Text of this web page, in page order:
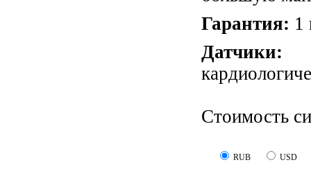
Гарантия: 1
Стоимость
RUB USD